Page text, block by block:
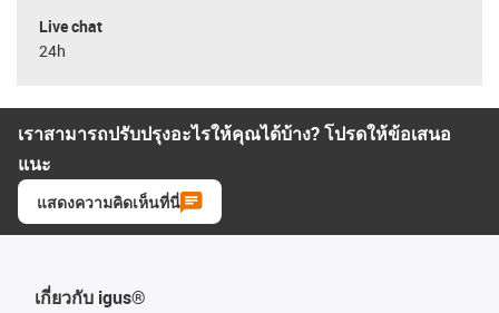
Live chat
24h
เราสามารถปรับปรุงอะไรให้คุณได้บ้าง? โปรดให้ข้อเสนอ
แนะ
แสดงความคิดเห็นที่นี่
เกี่ยวกับ igus®